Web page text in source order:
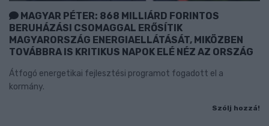
MAGYAR PÉTER: 868 MILLIÁRD FORINTOS
BERUHÁZÁSI CSOMAGGAL ERŐSÍTIK
MAGYARORSZÁG ENERGIAELLÁTÁSÁT, MIKÖZBEN
TOVÁBBRA IS KRITIKUS NAPOK ELÉ NÉZ AZ ORSZÁG
Átfogó energetikai fejlesztési programot fogadott el a
kormány.
Szólj hozzá!